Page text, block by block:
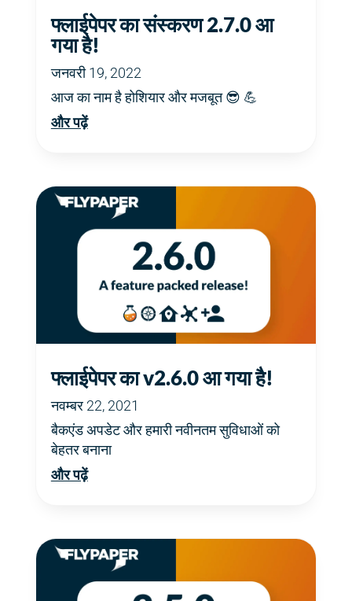
फ्लाईपेपर का संस्करण 2.7.0 आ
गया है!
जनवरी 19, 2022
आज का नाम है होशियार और मजबूत 😎 💪
और पढ़ें
फ्लाईपेपर का v2.6.0 आ गया है!
नवम्बर 22, 2021
बैकएंड अपडेट और हमारी नवीनतम सुविधाओं को
बेहतर बनाना
और पढ़ें